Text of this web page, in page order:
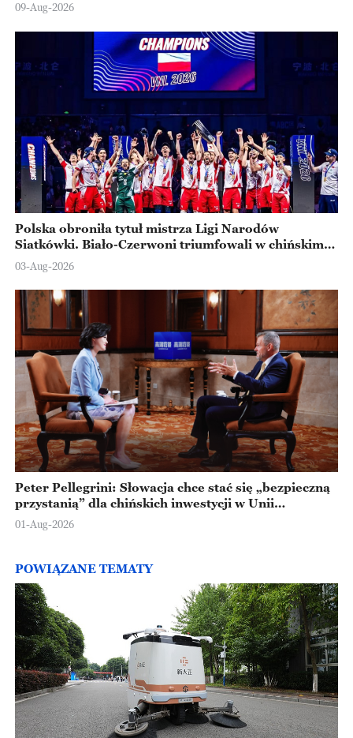
09-Aug-2026
Polska obroniła tytuł mistrza Ligi Narodów
Siatkówki. Biało-Czerwoni triumfowali w chińskim
Ningbo
03-Aug-2026
Peter Pellegrini: Słowacja chce stać się „bezpieczną
przystanią” dla chińskich inwestycji w Unii
Europejskiej
01-Aug-2026
POWIĄZANE TEMATY